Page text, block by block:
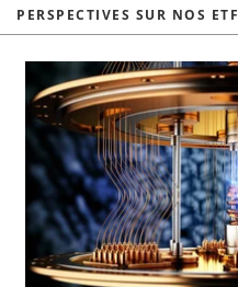
PERSPECTIVES SUR NOS ETF